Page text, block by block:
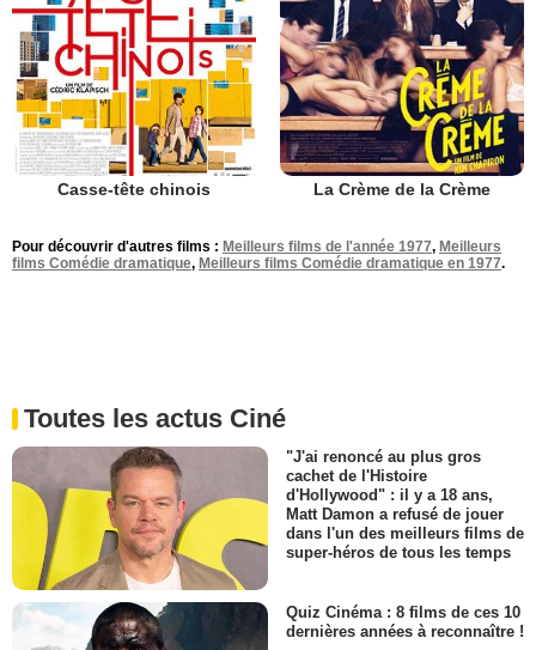
Casse-tête chinois La Crème de la Crème
Pour découvrir d'autres films : Meilleurs films de l'année 1977, Meilleurs
films Comédie dramatique, Meilleurs films Comédie dramatique en 1977.
Toutes les actus Ciné
"J'ai renoncé au plus gros
cachet de l'Histoire
d'Hollywood" : il y a 18 ans,
Matt Damon a refusé de jouer
dans l'un des meilleurs films de
super-héros de tous les temps
Quiz Cinéma : 8 films de ces 10
dernières années à reconnaître !